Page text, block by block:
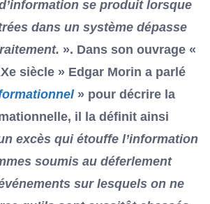
se produit lorsque
dans un système dépasse
». Dans son ouvrage «
siècle » Edgar Morin a parlé
» pour décrire la
il la définit ainsi
excès qui étouffe l’information
soumis au déferlement
sur lesquels on ne